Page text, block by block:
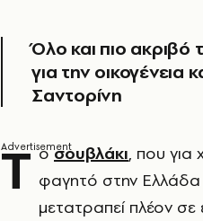
Όλο και πιο ακριβό
για την οικογένεια
Σαντορίνη
Τ οσουβλάκι, που για
φαγητό στην Ελλάδα
μετατραπεί πλέον σε